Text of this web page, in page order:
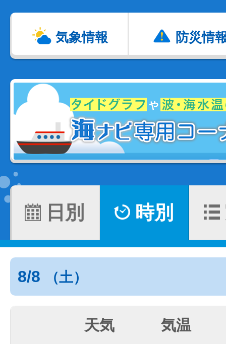
気象情報 防災情
日別 時別
8/8 （土）
天気 気温